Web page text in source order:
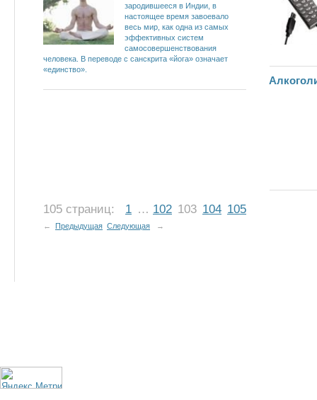
зародившееся в Индии, в
настоящее время завоевало
весь мир, как одна из самых
эффективных систем
самосовершенствования
человека. В переводе с санскрита «йога» означает
«единство».
105 страниц: 1 … 102 103 104 105
← Предыдущая Следующая →